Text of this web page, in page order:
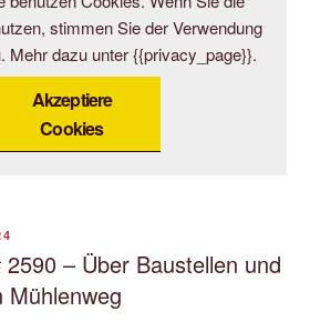
stimmen Sie der Verwendung
Mehr dazu unter {{privacy_page}}.
Akzeptiere
Cookies
– Über Baustellen und
Mühlenweg